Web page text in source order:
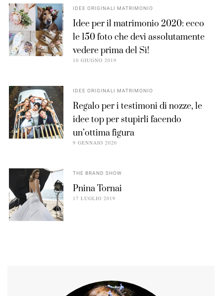
IDEE ORIGINALI MATRIMONIO
Idee per il matrimonio 2020: ecco
le 150 foto che devi assolutamente
vedere prima del Sì!
10 GIUGNO 2019
IDEE ORIGINALI MATRIMONIO
Regalo per i testimoni di nozze, le
idee top per stupirli facendo
un’ottima figura
9 GENNAIO 2020
THE BRAND SHOW
Pnina Tornai
17 LUGLIO 2019